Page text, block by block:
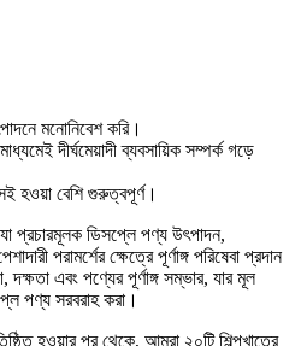
মনোনিবেশ করি।
দীর্ঘমেয়াদী ব্যবসায়িক সম্পর্ক গড়ে
হওয়া বেশি গুরুত্বপূর্ণ।
প্রচারমূলক ডিসপ্লে পণ্য উৎপাদন,
পরামর্শের ক্ষেত্রে পূর্ণাঙ্গ পরিষেবা প্রদান
এবং পণ্যের পূর্ণাঙ্গ সম্ভার, যার মূল
পণ্য সরবরাহ করা।
হওয়ার পর থেকে, আমরা ২০টি শিল্পখাতের